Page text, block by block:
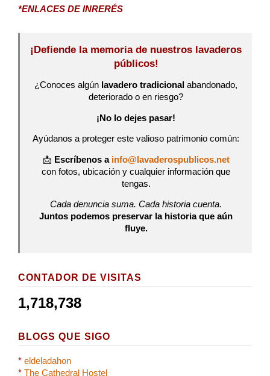
*ENLACES DE INRERÉS
¡Defiende la memoria de nuestros lavaderos
públicos!
¿Conoces algún lavadero tradicional abandonado,
deteriorado o en riesgo?
¡No lo dejes pasar!
Ayúdanos a proteger este valioso patrimonio común:
📩 Escríbenos a info@lavaderospublicos.net
con fotos, ubicación y cualquier información que
tengas.
Cada denuncia suma. Cada historia cuenta.
Juntos podemos preservar la historia que aún
fluye.
CONTADOR DE VISITAS
1,718,738
BLOGS QUE SIGO
* eldeladahon
* The Cathedral Hostel